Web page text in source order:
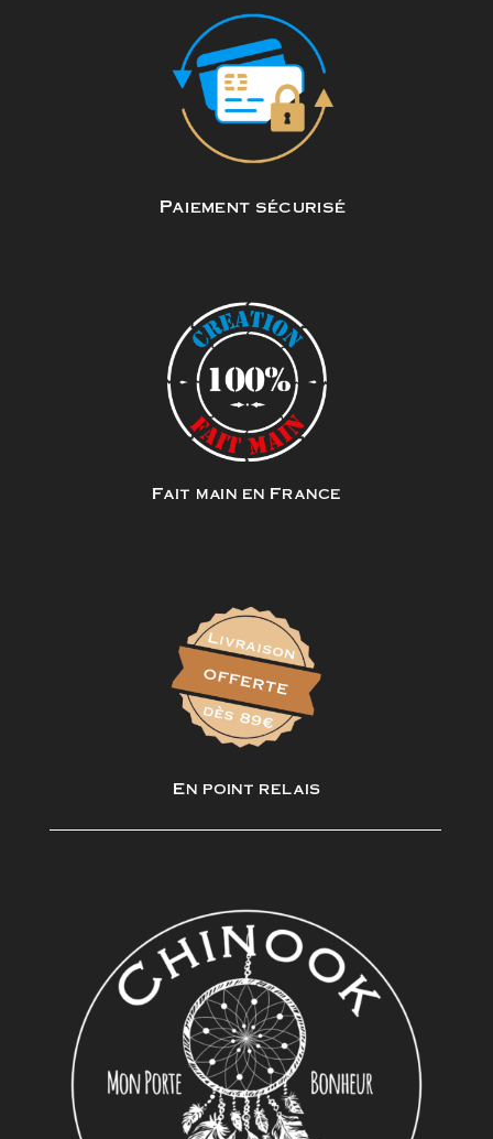
Paiement sécurisé
Fait main en France
En point relais